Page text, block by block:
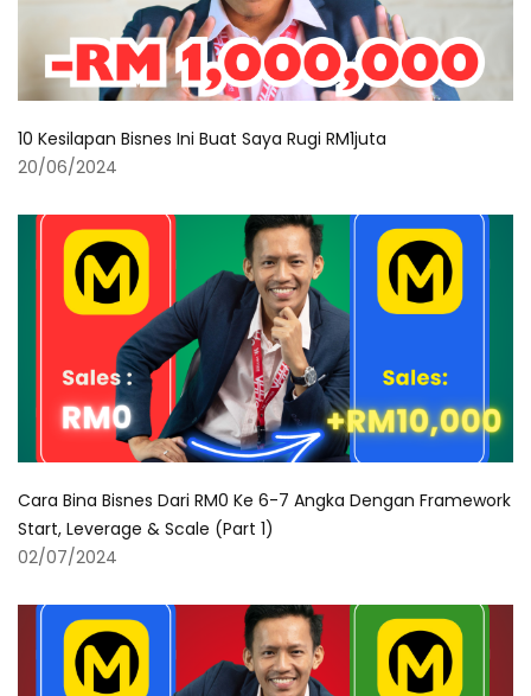
10 Kesilapan Bisnes Ini Buat Saya Rugi RM1juta
20/06/2024
Cara Bina Bisnes Dari RM0 Ke 6-7 Angka Dengan Framework
Start, Leverage & Scale (Part 1)
02/07/2024